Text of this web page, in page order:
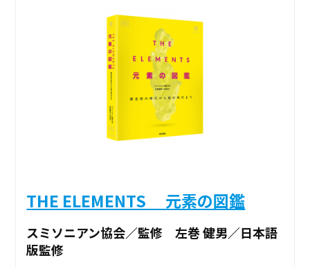
THE ELEMENTS 元素の図鑑
スミソニアン協会／監修 左巻 健男／日本語
版監修